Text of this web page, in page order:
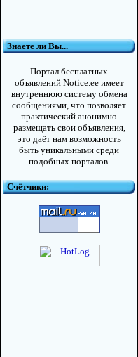
Знаете ли Вы...
Портал бесплатных
объявлений Notice.ee имеет
внутреннюю систему обмена
сообщениями, что позволяет
практический анонимно
размещать свои объявления,
это даёт нам возможность
быть уникальными среди
подобных порталов.
Счётчики: